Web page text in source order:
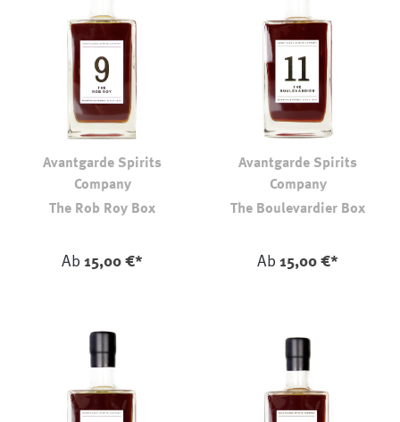
Avantgarde Spirits
Company
The Rob Roy Box
Ab 15,00 €*
Avantgarde Spirits
Company
The Boulevardier Box
Ab 15,00 €*